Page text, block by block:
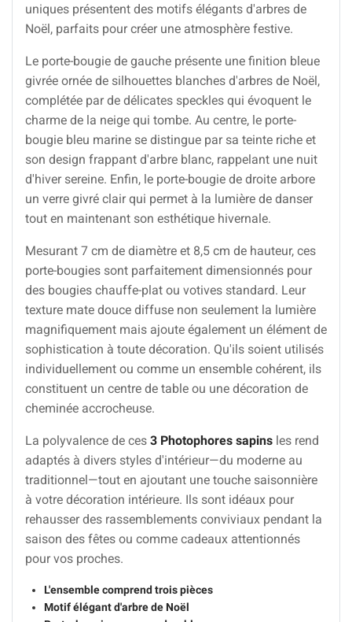
uniques présentent des motifs élégants d'arbres de
Noël, parfaits pour créer une atmosphère festive.
Le porte-bougie de gauche présente une finition bleue
givrée ornée de silhouettes blanches d'arbres de Noël,
complétée par de délicates speckles qui évoquent le
charme de la neige qui tombe. Au centre, le porte-
bougie bleu marine se distingue par sa teinte riche et
son design frappant d'arbre blanc, rappelant une nuit
d'hiver sereine. Enfin, le porte-bougie de droite arbore
un verre givré clair qui permet à la lumière de danser
tout en maintenant son esthétique hivernale.
Mesurant 7 cm de diamètre et 8,5 cm de hauteur, ces
porte-bougies sont parfaitement dimensionnés pour
des bougies chauffe-plat ou votives standard. Leur
texture mate douce diffuse non seulement la lumière
magnifiquement mais ajoute également un élément de
sophistication à toute décoration. Qu'ils soient utilisés
individuellement ou comme un ensemble cohérent, ils
constituent un centre de table ou une décoration de
cheminée accrocheuse.
La polyvalence de ces 3 Photophores sapins les rend
adaptés à divers styles d'intérieur—du moderne au
traditionnel—tout en ajoutant une touche saisonnière
à votre décoration intérieure. Ils sont idéaux pour
rehausser des rassemblements conviviaux pendant la
saison des fêtes ou comme cadeaux attentionnés
pour vos proches.
L'ensemble comprend trois pièces
Motif élégant d'arbre de Noël